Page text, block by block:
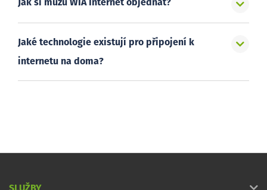
Jak si můžu WIA Internet objednat?
Jaké technologie existují pro připojení k
internetu na doma?